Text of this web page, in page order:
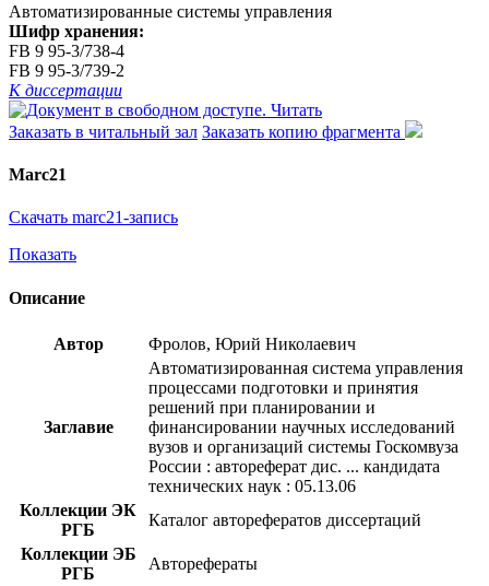
Автоматизированные системы управления
Шифр хранения:
FB 9 95-3/738-4
FB 9 95-3/739-2
К диссертации
Читать
Заказать в читальный зал Заказать копию фрагмента
Marc21
Скачать marc21-запись
Показать
Описание
Автор Фролов, Юрий Николаевич
Заглавие
Автоматизированная система управления
процессами подготовки и принятия
решений при планировании и
финансировании научных исследований
вузов и организаций системы Госкомвуза
России : автореферат дис. ... кандидата
технических наук : 05.13.06
Коллекции ЭК
РГБ
Каталог авторефератов диссертаций
Коллекции ЭБ
РГБ
Авторефераты